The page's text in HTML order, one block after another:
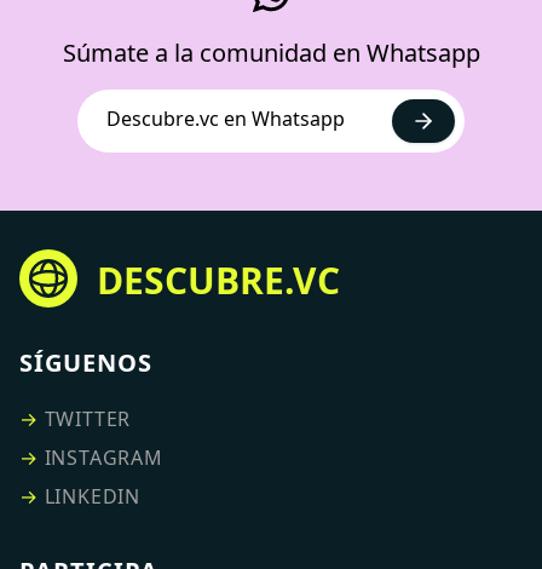
Súmate a la comunidad en Whatsapp
Descubre.vc en Whatsapp
DESCUBRE.VC
SÍGUENOS
→ TWITTER
→ INSTAGRAM
→ LINKEDIN